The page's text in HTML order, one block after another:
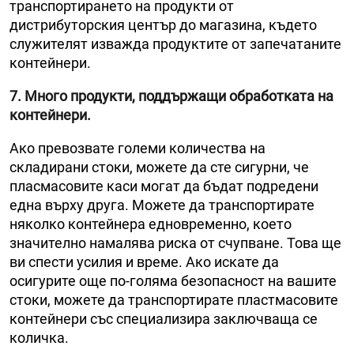
транспортирането на продукти от
дистрибуторския център до магазина, където
служителят изважда продуктите от запечатаните
контейнери.
7. Много продукти, поддържащи обработката на
контейнери.
Ако превозвате големи количества на
складирани стоки, можете да сте сигурни, че
пласмасовите каси могат да бъдат подредени
една върху друга. Можете да транспортирате
няколко контейнера едновременно, което
значително намалява риска от счупване. Това ще
ви спести усилия и време. Ако искате да
осигурите още по-голяма безопасност на вашите
стоки, можете да транспортирате пластмасовите
контейнери със специализира заключваща се
количка.